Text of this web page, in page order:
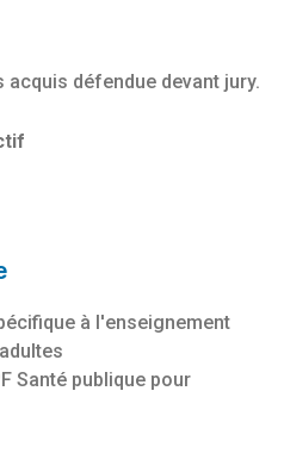
acquis défendue devant jury.
à l'enseignement
Santé publique pour